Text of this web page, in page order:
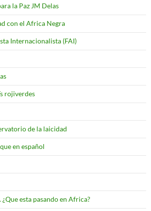
la Paz JM Delas
con el Africa Negra
Internacionalista (FAI)
rojiverdes
de la laicidad
en español
esta pasando en Africa?